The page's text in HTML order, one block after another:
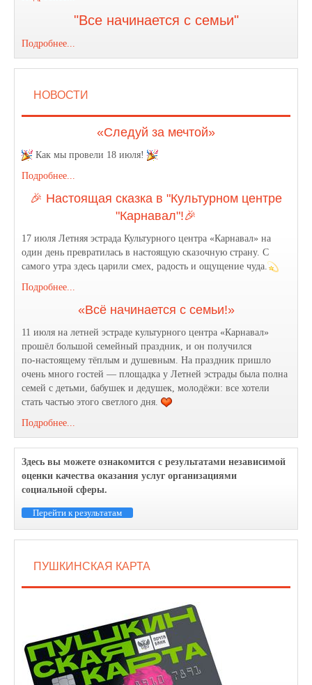
"Все начинается с семьи"
Подробнее...
НОВОСТИ
«Следуй за мечтой»
Как мы провели 18 июля!
Подробнее...
🎉 Настоящая сказка в "Культурном центре
"Карнавал"!🎉
17 июля Летняя эстрада Культурного центра «Карнавал» на
один день превратилась в настоящую сказочную страну. С
самого утра здесь царили смех, радость и ощущение чуда.
Подробнее...
«Всё начинается с семьи!»
11 июля на летней эстраде культурного центра «Карнавал»
прошёл большой семейный праздник, и он получился
по‑настоящему тёплым и душевным. На праздник пришло
очень много гостей — площадка у Летней эстрады была полна
семей с детьми, бабушек и дедушек, молодёжи: все хотели
стать частью этого светлого дня.
Подробнее...
Здесь вы можете ознакомится с результатами независимой
оценки качества оказания услуг организациями
социальной сферы.
Перейти к результатам
ПУШКИНСКАЯ КАРТА